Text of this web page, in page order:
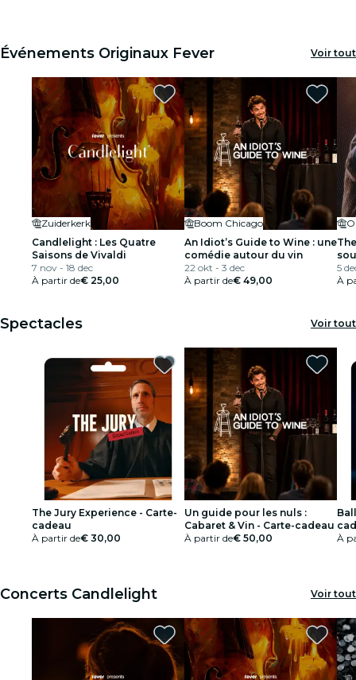
Événements Originaux Fever Voir tout
Zuiderkerk
Candlelight : Les Quatre
Saisons de Vivaldi
7 nov - 18 dec
À partir de€ 25,00
Boom Chicago
An Idiot’s Guide to Wine : une
comédie autour du vin
22 okt - 3 dec
À partir de€ 49,00
5
À
Spectacles Voir tout
The Jury Experience - Carte-
cadeau
À partir de€ 30,00
Un guide pour les nuls :
Cabaret & Vin - Carte-cadeau
À partir de€ 50,00
À
Concerts Candlelight Voir tout